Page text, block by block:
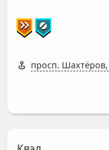
просп.